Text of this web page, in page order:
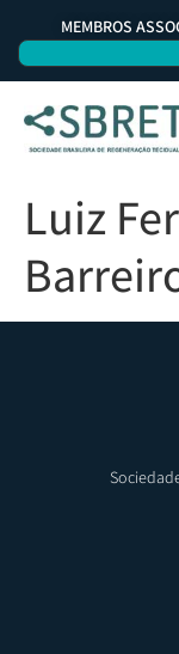
MEMBROS
Luiz